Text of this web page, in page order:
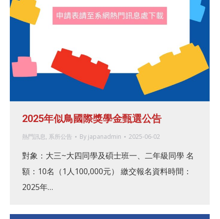
2025年似鳥國際獎學金甄選公告
熱門訊息, 系所公告 By japanadmin 2025-06-02
對象：大三~大四同學及碩士班一、二年級同學 名
額：10名（1人100,000元） 繳交報名資料時間：
2025年…